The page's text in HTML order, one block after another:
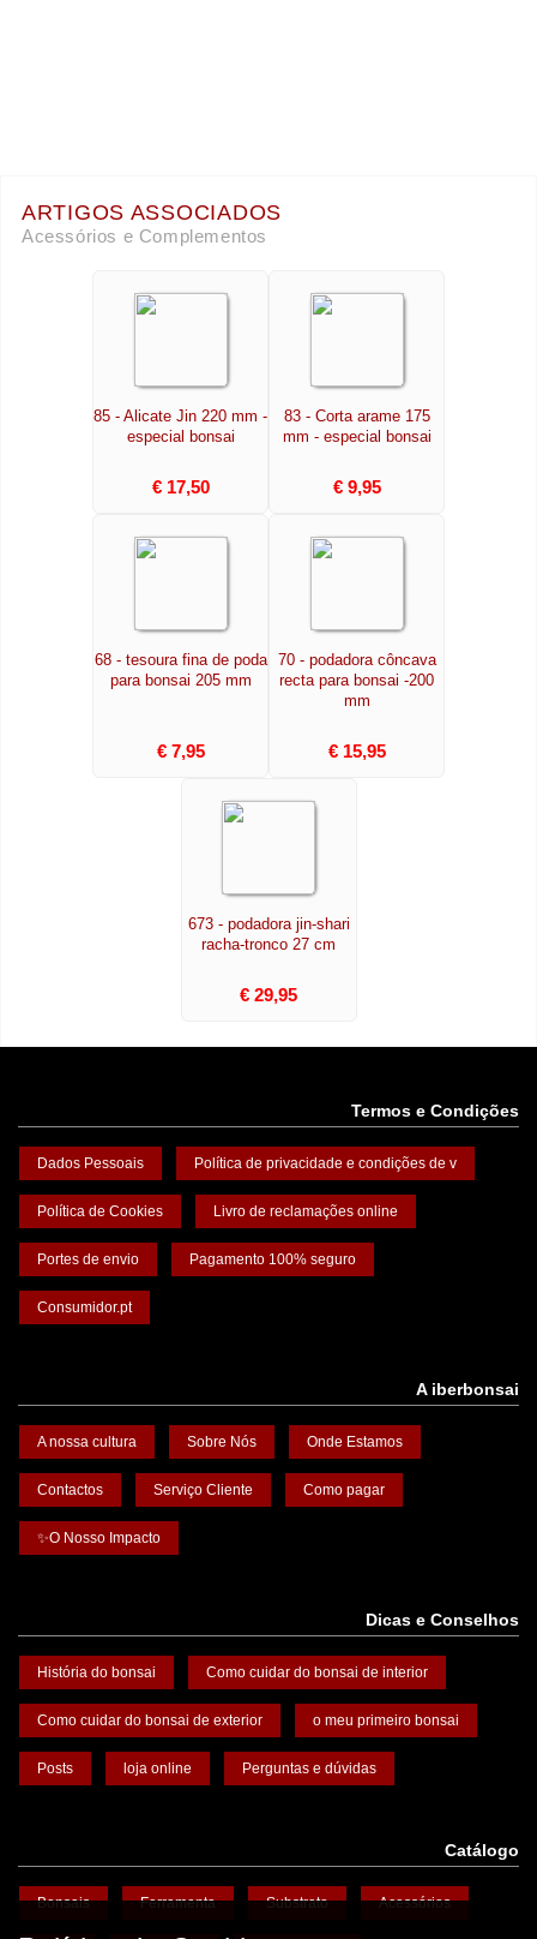
ARTIGOS ASSOCIADOS
Acessórios e Complementos
85 - Alicate Jin 220 mm -
especial bonsai
€ 17,50
83 - Corta arame 175
mm - especial bonsai
€ 9,95
68 - tesoura fina de poda
para bonsai 205 mm
€ 7,95
70 - podadora côncava
recta para bonsai -200
mm
€ 15,95
673 - podadora jin-shari
racha-tronco 27 cm
€ 29,95
Termos e Condições
Dados Pessoais Política de privacidade e condições de v
Política de Cookies Livro de reclamações online
Portes de envio Pagamento 100% seguro
Consumidor.pt
A iberbonsai
A nossa cultura Sobre Nós Onde Estamos
Contactos Serviço Cliente Como pagar
✨O Nosso Impacto
Dicas e Conselhos
História do bonsai Como cuidar do bonsai de interior
Como cuidar do bonsai de exterior o meu primeiro bonsai
Posts loja online Perguntas e dúvidas
Catálogo
Bonsais Ferramenta Substrato Acessórios